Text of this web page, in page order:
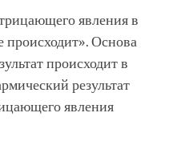
явления в
происходит». Основа
происходит в
результат
явления